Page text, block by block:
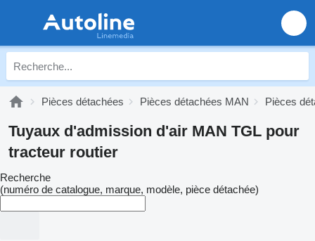
Pièces détachées Pièces détachées MAN Pièces
Tuyaux d'admission d'air MAN TGL pour
tracteur routier
Recherche
(numéro de catalogue, marque, modèle, pièce détachée)